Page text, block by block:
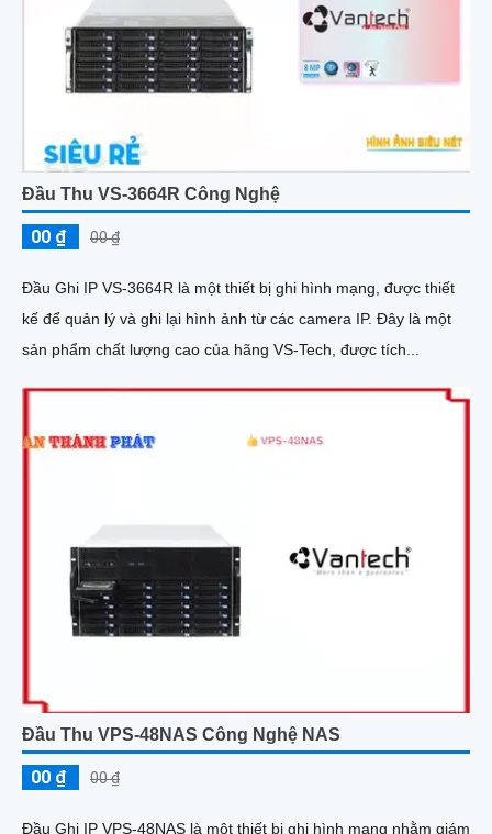
Đầu Thu VS-3664R Công Nghệ
00 ₫ 00 ₫
Đầu Ghi IP VS-3664R là một thiết bị ghi hình mạng, được thiết
kế để quản lý và ghi lại hình ảnh từ các camera IP. Đây là một
sản phẩm chất lượng cao của hãng VS-Tech, được tích...
Đầu Thu VPS-48NAS Công Nghệ NAS
00 ₫ 00 ₫
Đầu Ghi IP VPS-48NAS là một thiết bị ghi hình mạng nhằm giám